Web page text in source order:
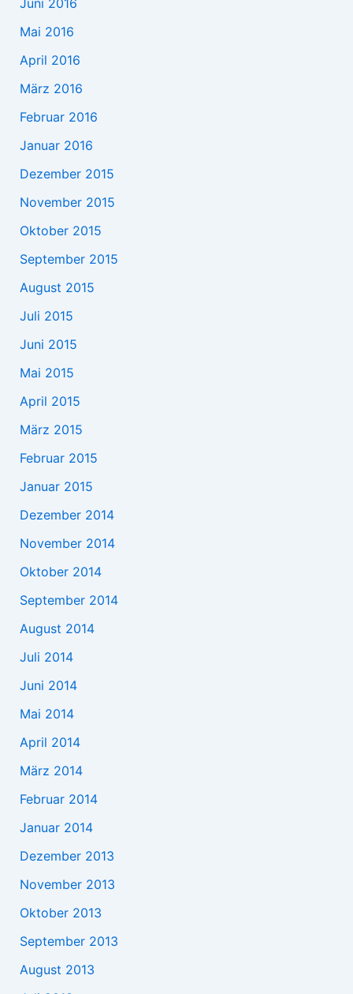
Mai 2016
April 2016
März 2016
Februar 2016
Januar 2016
Dezember 2015
November 2015
Oktober 2015
September 2015
August 2015
Juli 2015
Juni 2015
Mai 2015
April 2015
März 2015
Februar 2015
Januar 2015
Dezember 2014
November 2014
Oktober 2014
September 2014
August 2014
Juli 2014
Juni 2014
Mai 2014
April 2014
März 2014
Februar 2014
Januar 2014
Dezember 2013
November 2013
Oktober 2013
September 2013
August 2013